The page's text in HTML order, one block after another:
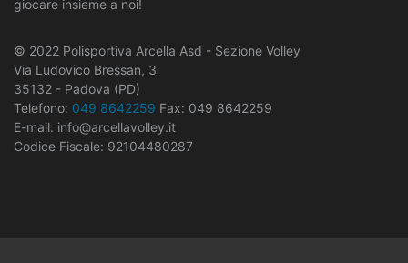
giocare insieme a noi!
© 2022 Polisportiva Arcella Asd - Sezione Volley
Via Ludovico Bressan, 3
35132 - Padova (PD)
Telefono: 049 8642259 Fax: 049 8642259
E-mail: info@arcellavolley.it
Codice Fiscale: 92104480287